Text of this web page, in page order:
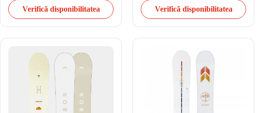
Verifică disponibilitatea
Verifică disponibilitatea